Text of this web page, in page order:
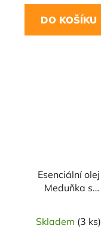
DO KOŠÍKU
Esenciální olej
Meduňka s
Skladem (3 ks)